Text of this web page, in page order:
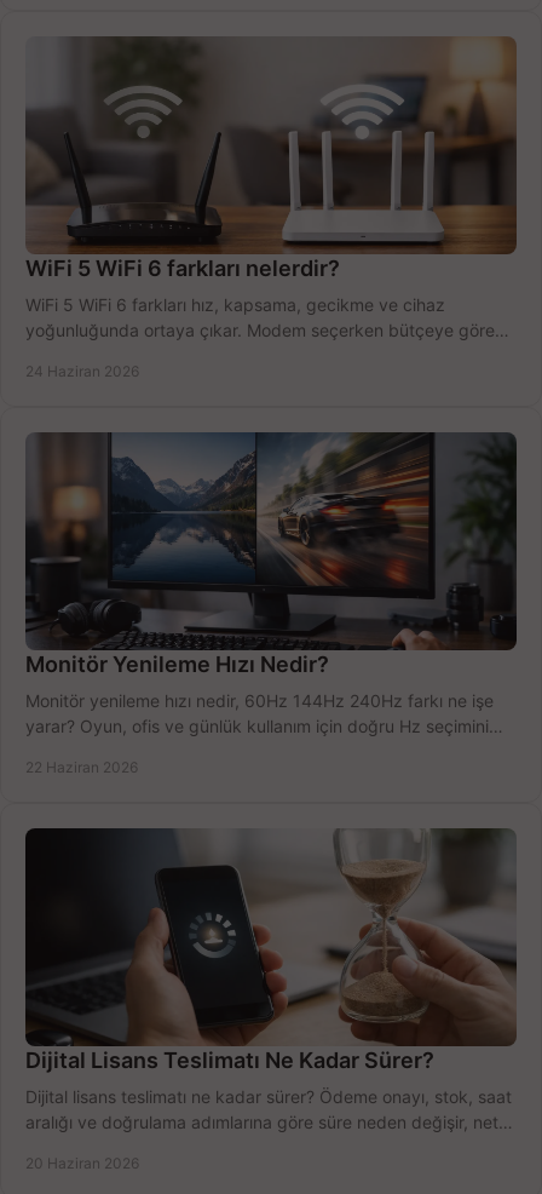
WiFi 5 WiFi 6 farkları nelerdir?
WiFi 5 WiFi 6 farkları hız, kapsama, gecikme ve cihaz
yoğunluğunda ortaya çıkar. Modem seçerken bütçeye göre
24 Haziran 2026
Monitör Yenileme Hızı Nedir?
Monitör yenileme hızı nedir, 60Hz 144Hz 240Hz farkı ne işe
yarar? Oyun, ofis ve günlük kullanım için doğru Hz seçimini
22 Haziran 2026
Dijital Lisans Teslimatı Ne Kadar Sürer?
Dijital lisans teslimatı ne kadar sürer? Ödeme onayı, stok, saat
aralığı ve doğrulama adımlarına göre süre neden değişir, net
20 Haziran 2026